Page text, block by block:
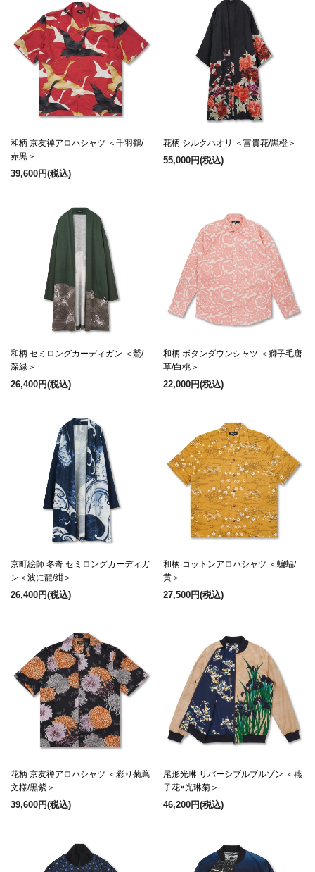
和柄 京友禅アロハシャツ ＜千羽鶴/
赤黒＞
39,600円(税込)
花柄 シルクハオリ ＜富貴花/黒橙＞
55,000円(税込)
和柄 セミロングカーディガン ＜鷲/
深緑＞
26,400円(税込)
和柄 ボタンダウンシャツ ＜獅子毛唐
草/白桃＞
22,000円(税込)
京町絵師 冬奇 セミロングカーディガ
ン＜波に龍/紺＞
26,400円(税込)
和柄 コットンアロハシャツ ＜蝙蝠/
黄＞
27,500円(税込)
花柄 京友禅アロハシャツ ＜彩り菊蔦
文様/黒紫＞
39,600円(税込)
尾形光琳 リバーシブルブルゾン ＜燕
子花×光琳菊＞
46,200円(税込)